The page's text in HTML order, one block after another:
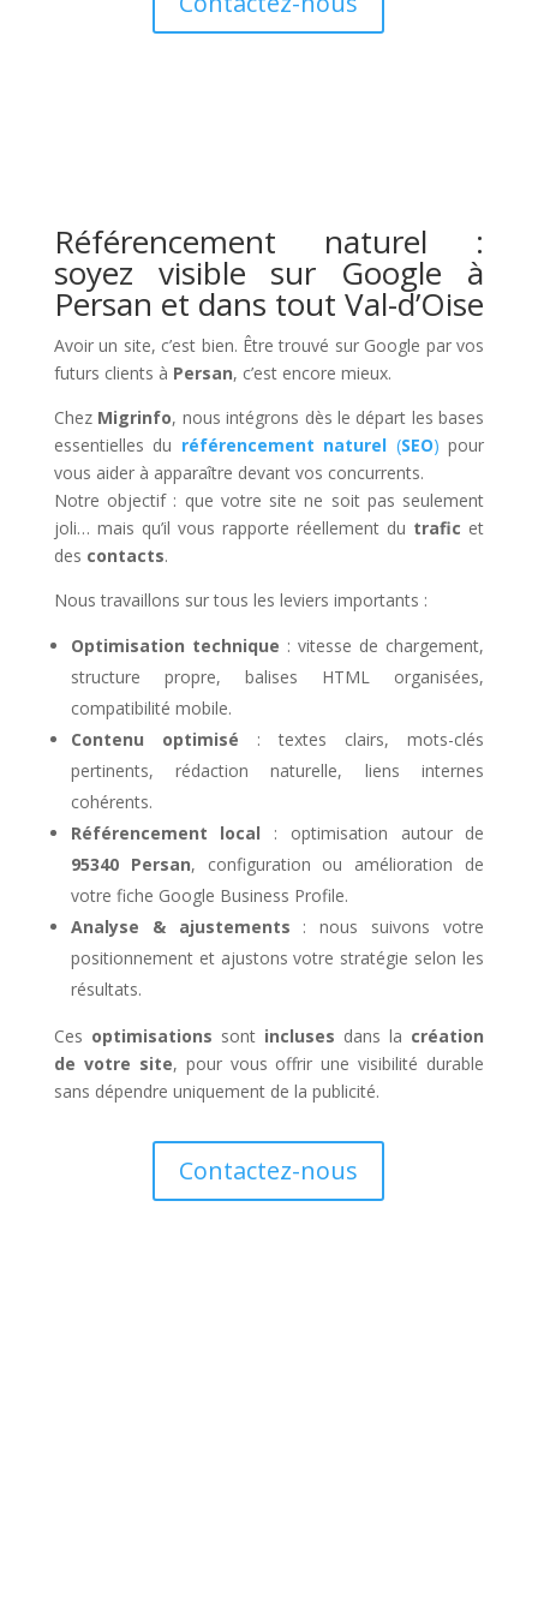
Référencement naturel :
soyez visible sur Google à
Persan et dans tout Val-d’Oise
Avoir un site, c’est bien. Être trouvé sur Google par vos
futurs clients à Persan, c’est encore mieux.
Chez Migrinfo, nous intégrons dès le départ les bases
essentielles du référencement naturel (SEO) pour
vous aider à apparaître devant vos concurrents.
Notre objectif : que votre site ne soit pas seulement
joli… mais qu’il vous rapporte réellement du trafic et
des contacts.
Nous travaillons sur tous les leviers importants :
Optimisation technique : vitesse de chargement,
structure propre, balises HTML organisées,
compatibilité mobile.
Contenu optimisé : textes clairs, mots-clés
pertinents, rédaction naturelle, liens internes
cohérents.
Référencement local : optimisation autour de
95340 Persan, configuration ou amélioration de
votre fiche Google Business Profile.
Analyse & ajustements : nous suivons votre
positionnement et ajustons votre stratégie selon les
résultats.
Ces optimisations sont incluses dans la création
de votre site, pour vous offrir une visibilité durable
sans dépendre uniquement de la publicité.
Contactez-nous